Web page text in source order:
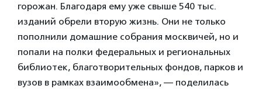
горожан. Благодаря ему уже свыше 540 тыс.
изданий обрели вторую жизнь. Они не только
пополнили домашние собрания москвичей, но и
попали на полки федеральных и региональных
библиотек, благотворительных фондов, парков и
вузов в рамках взаимообмена», — поделилась